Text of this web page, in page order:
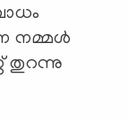
നമ്മള്‍
തുറന്നു